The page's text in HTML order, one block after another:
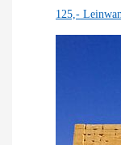
125,-